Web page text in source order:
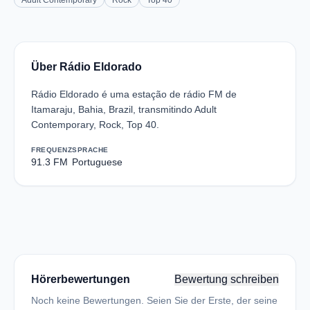
Über Rádio Eldorado
Rádio Eldorado é uma estação de rádio FM de
Itamaraju, Bahia, Brazil, transmitindo Adult
Contemporary, Rock, Top 40.
FREQUENZ
91.3 FM
SPRACHE
Portuguese
Hörerbewertungen Bewertung schreiben
Noch keine Bewertungen. Seien Sie der Erste, der seine